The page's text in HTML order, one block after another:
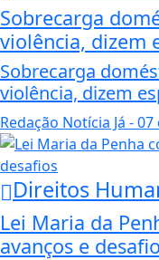
Sobrecarga
violência, dizem
Sobrecarga
violência, dizem
Redação Notícia Já - 07
Direitos
Lei Maria da
avanços e